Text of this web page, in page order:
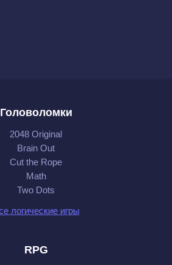
Головоломки
2048 Original
Brain Out
Cut the Rope
Math
Two Dots
логические игры
RPG